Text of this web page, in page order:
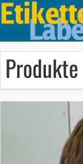
Produkte